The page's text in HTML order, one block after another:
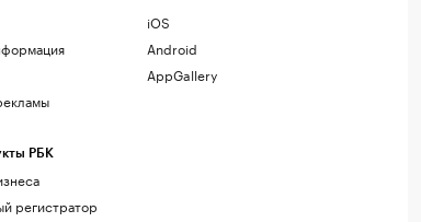
РБК
регистратор
iOS
Android
AppGallery